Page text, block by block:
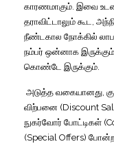
காரணமாகும் இவை
தராவிட்டாலும் கூட
நீண்டகால நோக்கில்
நம்பர் ஒன்னாக இருக்கும்
கொண்டே
இருக்கும்
அடுத்த வகையானது
விற்பனை (Discount
நுகர்வோர் போட்டிகள்
(Special Offers)